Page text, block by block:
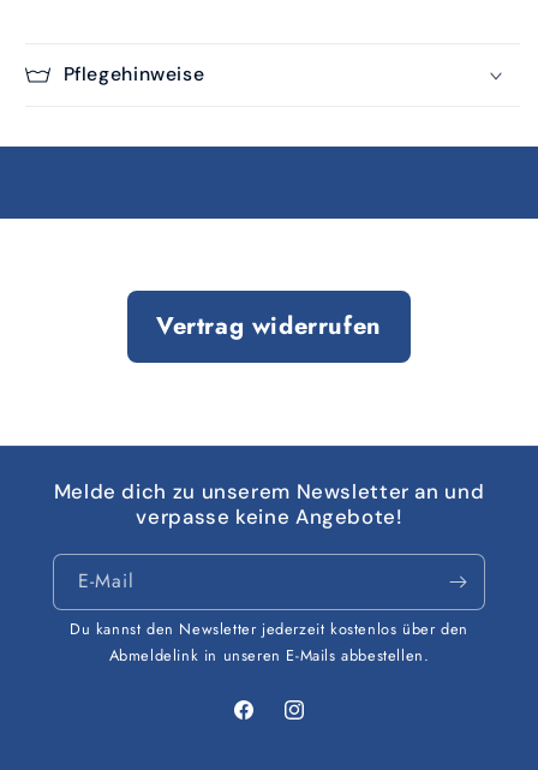
Pflegehinweise
Vertrag widerrufen
Melde dich zu unserem Newsletter an und
verpasse keine Angebote!
E-Mail
Du kannst den Newsletter jederzeit kostenlos über den
Abmeldelink in unseren E-Mails abbestellen.
FacebookInstagram